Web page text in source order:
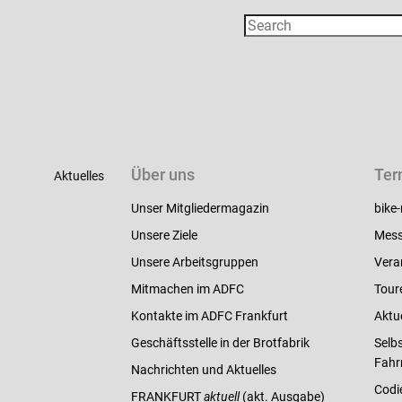
Aktuelles Über uns
Unser Mitgliedermagazin
Unsere Ziele
Unsere Arbeitsgruppen
Mitmachen im ADFC
Kontakte im ADFC Frankfurt
Geschäftsstelle in der Brotfabrik
Nachrichten und Aktuelles
FRANKFURTaktuell(akt. Ausgabe)